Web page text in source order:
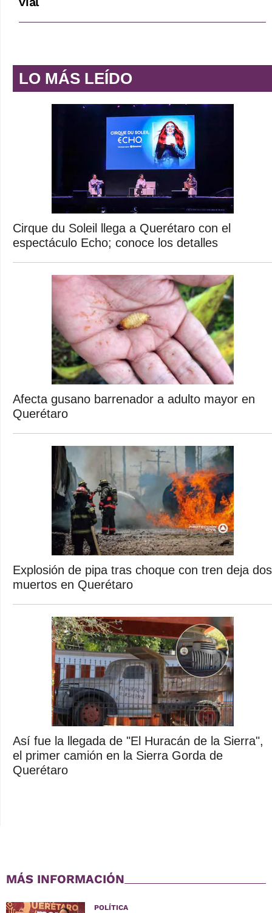
LO MÁS LEÍDO
Cirque du Soleil llega a Querétaro con el
espectáculo Echo; conoce los detalles
Afecta gusano barrenador a adulto mayor en
Querétaro
Explosión de pipa tras choque con tren deja dos
muertos en Querétaro
Así fue la llegada de "El Huracán de la Sierra",
el primer camión en la Sierra Gorda de
Querétaro
MÁS INFORMACIÓN
POLÍTICA